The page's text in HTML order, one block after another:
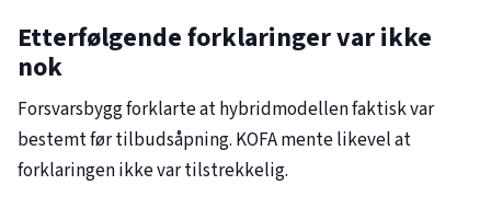
Etterfølgende forklaringer var ikke
nok
Forsvarsbygg forklarte at hybridmodellen faktisk var
bestemt før tilbudsåpning. KOFA mente likevel at
forklaringen ikke var tilstrekkelig.